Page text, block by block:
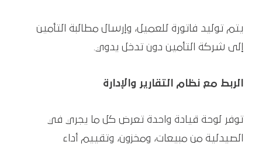
يتم توليد فاتورة للعميل، وإرسال مطالبة التأمين
إلى شركة التأمين دون تدخل يدوي.
الربط مع نظام التقارير والإدارة
توفر لوحة قيادة واحدة تعرض كل ما يجري في
الصيدلية من مبيعات، ومخزون، وتقييم أداء